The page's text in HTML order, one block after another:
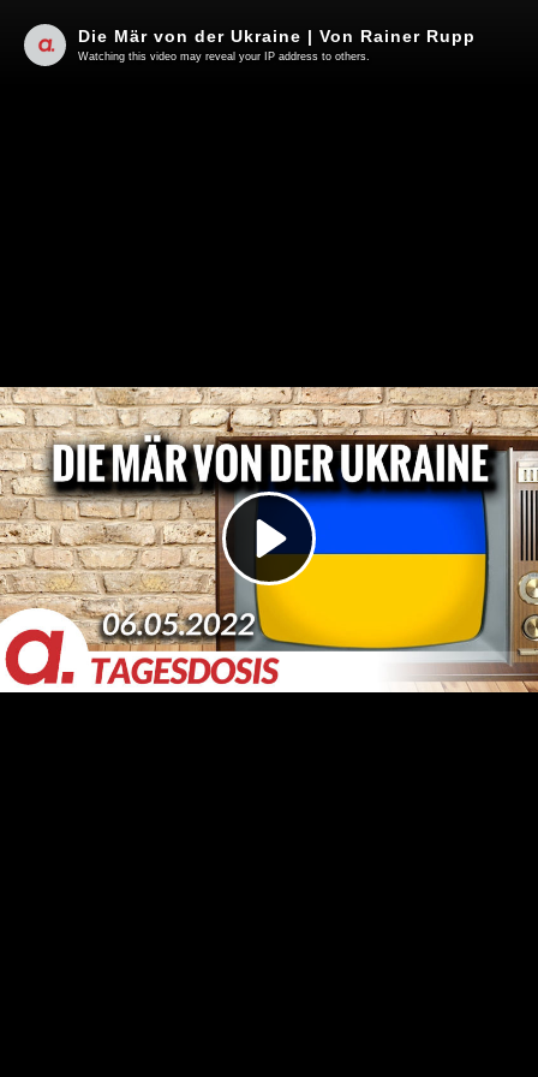
Play
Video
Die Mär von der Ukraine | Von Rainer Rupp
Watching this video may reveal your IP address to others.